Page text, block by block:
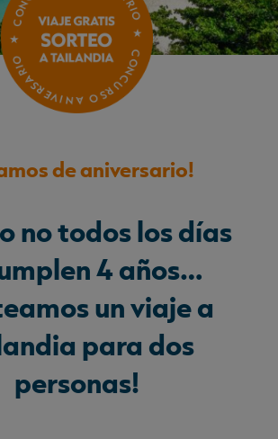
de aniversario!
no todos los días
4 años…
un viaje a
para dos
personas!